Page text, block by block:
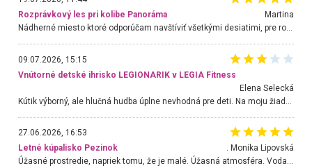
Rozprávkový les pri kolibe Panoráma
Martina
Nádherné miesto ktoré odporúčam navštíviť všetkými desiatimi, pre rodiny s deťmi, dôchodcom... Proste a jednoducho ozaj rozprávkový les.. určite ešte prídeme. Odniesli sme si na pamiatku krásne tričká,
09.07.2026, 15:15
Vnútorné detské ihrisko LEGIONARIK v LEGIA Fitness
Elena Selecká
27.06.2026, 16:53
Letné kúpalisko Pezinok
. Monika Lipovská
Úžasné prostredie, napriek tomu, že je malé. Úžasná atmosféra. Voda fantastická a nádherná. Ľudí je pomerne veľa, ale su mili a ohľaduplní. Je veľmi zaujímavé sledovať, ako dokážu spolu športovať cudzí ľudia a bez ohľadu na vek. Vládne tu pohoda. Vnuka neviem dostať z vody. Ďakujem za krásny deň . Urcite sa sem vrátim. Jediný problém je s parkovaním, ale aj ten sa mi podarilo vyriešiť. Monika Bratislava